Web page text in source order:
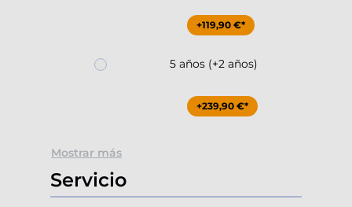
+119,90 €*
5 años (+2 años)
+239,90 €*
Mostrar más
Servicio